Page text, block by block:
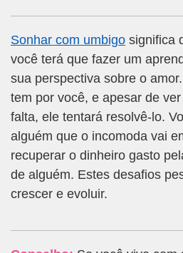
Sonhar com umbigo significa
você terá que fazer um
sua perspectiva sobre o
tem por você, e apesar de
falta, ele tentará resolvê-lo.
alguém que o incomoda vai
recuperar o dinheiro gasto
de alguém. Estes desafios
crescer e evoluir.